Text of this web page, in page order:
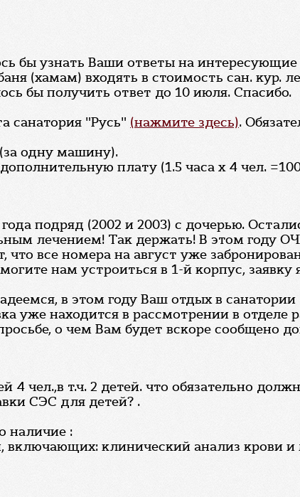
узнать Ваши ответы на интересующие
(хамам) входять в стоимость сан. кур.
бы получить ответ до 10 июля. Спасибо.
санатория "Русь" (нажмите здесь).
одну машину).
плату (1.5 часа х 4 чел.
подряд (2002 и 2003) с дочерью.
лечением! Так держать! В этом году
все номера на август уже
нам устроиться в 1-й корпус, заявку
в этом году Ваш отдых в
уже находится в рассмотрении в отделе
о чем Вам будет вскоре сообщено
4 чел.,в т.ч. 2 детей. что обязательно
СЭС для детей? .
наличие :
включающих: клинический анализ крови